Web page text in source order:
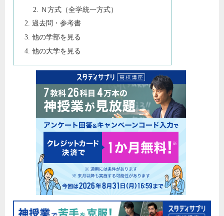
Ｎ方式（全学統一方式）
過去問・参考書
他の学部を見る
他の大学を見る